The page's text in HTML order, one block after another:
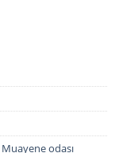
Muayene odası